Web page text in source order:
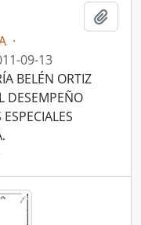
·
09-13
BELÉN ORTIZ
DESEMPEÑO